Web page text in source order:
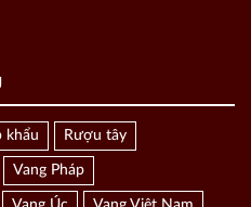
khẩu Rượu tây
Vang Pháp